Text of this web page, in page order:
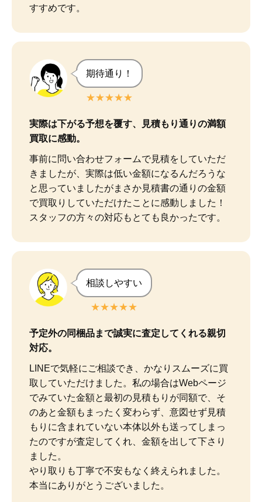
すすめです。
期待通り！
★★★★★
実際は下がる予想を覆す、見積もり通りの満額
買取に感動。
事前に問い合わせフォームで見積をしていただ
きましたが、実際は低い金額になるんだろうな
と思っていましたがまさか見積書の通りの金額
で買取りしていただけたことに感動しました！
スタッフの方々の対応もとても良かったです。
相談しやすい
★★★★★
予定外の同梱品まで誠実に査定してくれる親切
対応。
LINEで気軽にご相談でき、かなりスムーズに買
取していただけました。私の場合はWebページ
でみていた金額と最初の見積もりが同額で、そ
のあと金額もまったく変わらず、意図せず見積
もりに含まれていない本体以外も送ってしまっ
たのですが査定してくれ、金額を出して下さり
ました。
やり取りも丁寧で不安もなく終えられました。
本当にありがとうございました。